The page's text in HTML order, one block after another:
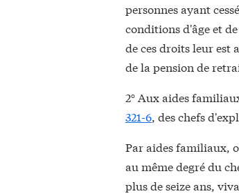
personnes ayant
conditions d'âge et
de ces droits leur est
de la pension de
2° Aux aides
321-6, des chefs
Par aides familiaux,
au même degré du
plus de seize ans,